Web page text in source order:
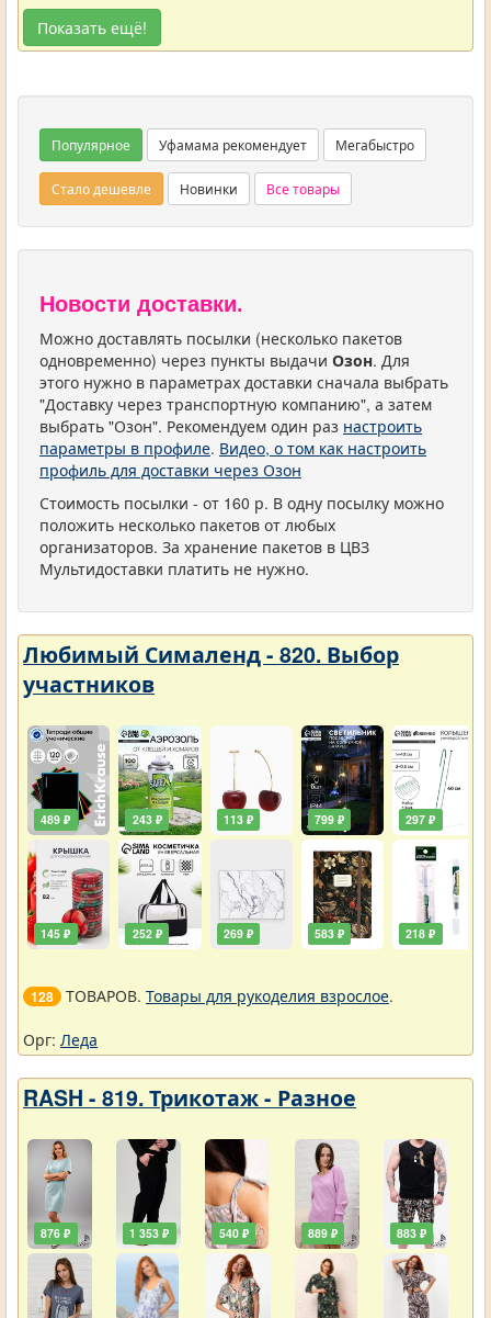
Показать ещё!
Популярное Уфамама рекомендует Мегабыстро
Стало дешевле Новинки Все товары
Новости доставки.
Можно доставлять посылки (несколько пакетов
одновременно) через пункты выдачи Озон. Для
этого нужно в параметрах доставки сначала выбрать
"Доставку через транспортную компанию", а затем
выбрать "Озон". Рекомендуем один раз настроить
параметры в профиле. Видео, о том как настроить
профиль для доставки через Озон
Стоимость посылки - от 160 р. В одну посылку можно
положить несколько пакетов от любых
организаторов. За хранение пакетов в ЦВЗ
Мультидоставки платить не нужно.
Любимый Сималенд - 820. Выбор
участников
489 ₽
145 ₽
243 ₽
252 ₽
113 ₽
269 ₽
799 ₽
583 ₽
297 ₽
218 ₽
128 ТОВАРОВ. Товары для рукоделия взрослое.
Орг: Леда
RASH - 819. Трикотаж - Разное
876 ₽ 1 353 ₽ 540 ₽ 889 ₽ 883 ₽